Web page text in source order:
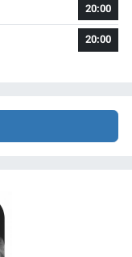
20:00
20:00